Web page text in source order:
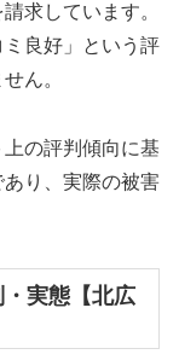
求しています。
良好」という評
ん。
の評判傾向に基
り、実際の被害
実態【北広